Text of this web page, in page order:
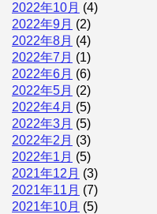
2022年10月 (4)
2022年9月 (2)
2022年8月 (4)
2022年7月 (1)
2022年6月 (6)
2022年5月 (2)
2022年4月 (5)
2022年3月 (5)
2022年2月 (3)
2022年1月 (5)
2021年12月 (3)
2021年11月 (7)
2021年10月 (5)